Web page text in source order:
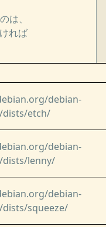
は、
れば
debian-
dists/etch/
debian-
dists/lenny/
debian-
squeeze/